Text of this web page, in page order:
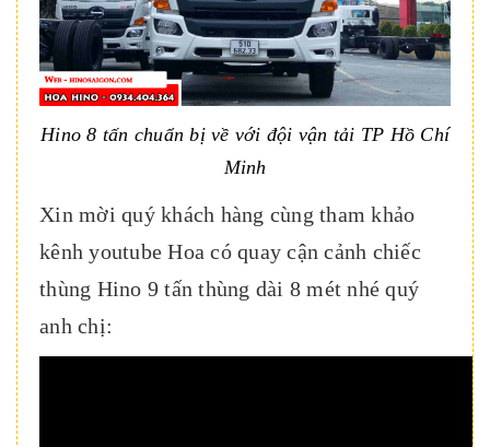
Hino 8 tấn chuẩn bị về với đội vận tải TP Hồ Chí
Minh
Xin mời quý khách hàng cùng tham khảo
kênh youtube Hoa có quay cận cảnh chiếc
thùng Hino 9 tấn thùng dài 8 mét nhé quý
anh chị: